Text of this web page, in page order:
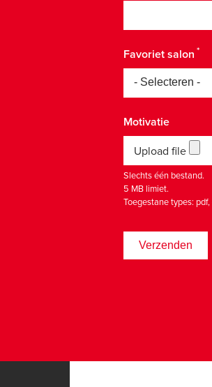
Favoriet salon
Motivatie
Upload file
Slechts één bestand.
5 MB limiet.
Toegestane types: pdf,